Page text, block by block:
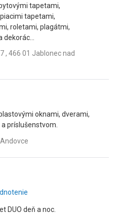
tapetami,
tapetami,
roletami, plagátmi,
, 466 01 Jablonec nad
oknami, dverami,
príslušenstvom.
DUO deň a noc.